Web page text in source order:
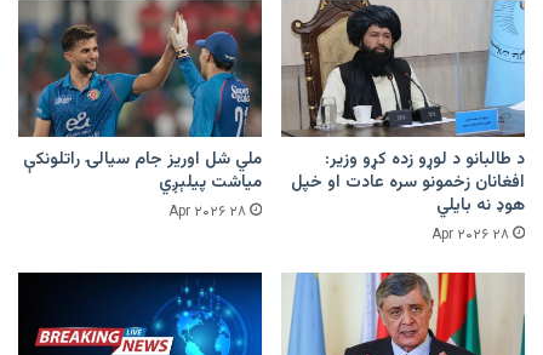
د طالبانو د لوړو زده کړو وزیر:
افغانان زخمونو سره عادت او خپل
هوډ نه بایلي
۲۸ Apr ۲۰۲۶
ملي شل اوریز جام سیالۍ راتلونکې
میاشت پیلېږي
۲۸ Apr ۲۰۲۶